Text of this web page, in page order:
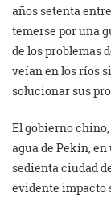
años setenta
temerse por una
de los problemas
veían en los ríos
solucionar sus
El gobierno
agua de Pekín,
sedienta ciudad
evidente impacto